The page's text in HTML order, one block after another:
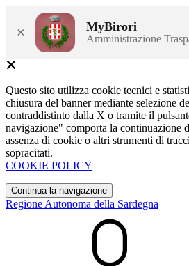
× MyBirori
Amministrazione
Questo sito utilizza cookie tecnici e
chiusura del banner mediante selezione
contraddistinto dalla X o tramite il
navigazione" comporta la continuazione
assenza di cookie o altri strumenti di
sopracitati.
COOKIE POLICY
Continua la navigazione
Regione Autonoma della Sardegna